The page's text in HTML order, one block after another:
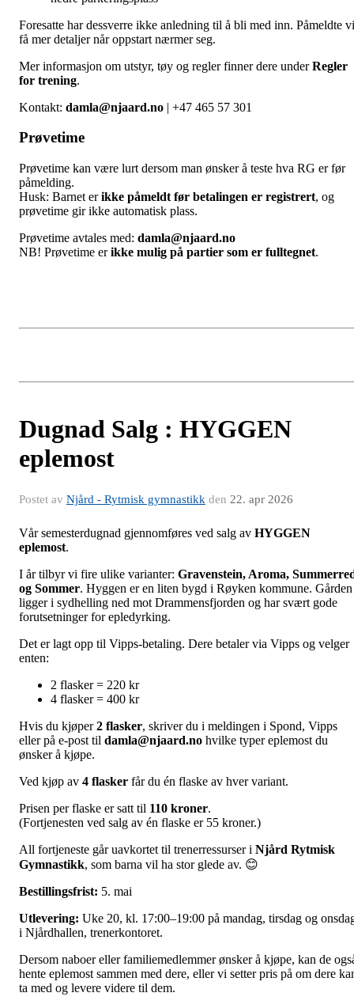
Foresatte har dessverre ikke anledning til å bli med inn. Påmeldte
få mer detaljer når oppstart nærmer seg.
Mer informasjon om utstyr, tøy og regler finner dere underRegler
for trening.
Kontakt: damla@njaard.no | +47 465 57 301
Prøvetime
Prøvetime kan være lurt dersom man ønsker å teste hva RG er før
påmelding.
Husk: Barnet erikke påmeldt før betalingen er registrert, og
prøvetime gir ikke automatisk plass.
Prøvetime avtales med: damla@njaard.no
NB! Prøvetime erikke mulig på partier som er fulltegnet.
Dugnad Salg : HYGGEN
eplemost
Postet av Njård - Rytmisk gymnastikk den 22. apr 2026
Vår semesterdugnad gjennomføres ved salg av HYGGEN
eplemost.
I år tilbyr vi fire ulike varianter: Gravenstein, Aroma,
og Sommer. Hyggen er en liten bygd i Røyken kommune. Gården
ligger i sydhelling ned mot Drammensfjorden og har svært gode
forutsetninger for epledyrking.
Det er lagt opp til Vipps-betaling. Dere betaler via Vipps og velger
enten:
2 flasker = 220 kr
4 flasker = 400 kr
Hvis du kjøper2 flasker, skriver du i meldingen i Spond, Vipps
eller på e-post til damla@njaard.no hvilke typer eplemost du
ønsker å kjøpe.
Ved kjøp av 4 flasker får du én flaske av hver variant.
Prisen per flaske er satt til 110 kroner.
(Fortjenesten ved salg av én flaske er 55 kroner.)
All fortjeneste går uavkortet til trenerressurser i Njård Rytmisk
Gymnastikk, som barna vil ha stor glede av. 😊
Bestillingsfrist: 5. mai
Utlevering: Uke 20, kl. 17:00–19:00 på mandag, tirsdag og
i Njårdhallen, trenerkontoret.
Dersom naboer eller familiemedlemmer ønsker å kjøpe, kan de
hente eplemost sammen med dere, eller vi setter pris på om dere
ta med og levere videre til dem.